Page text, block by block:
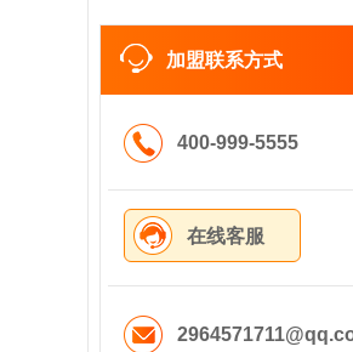
加盟联系方式
400-999-5555
在线客服